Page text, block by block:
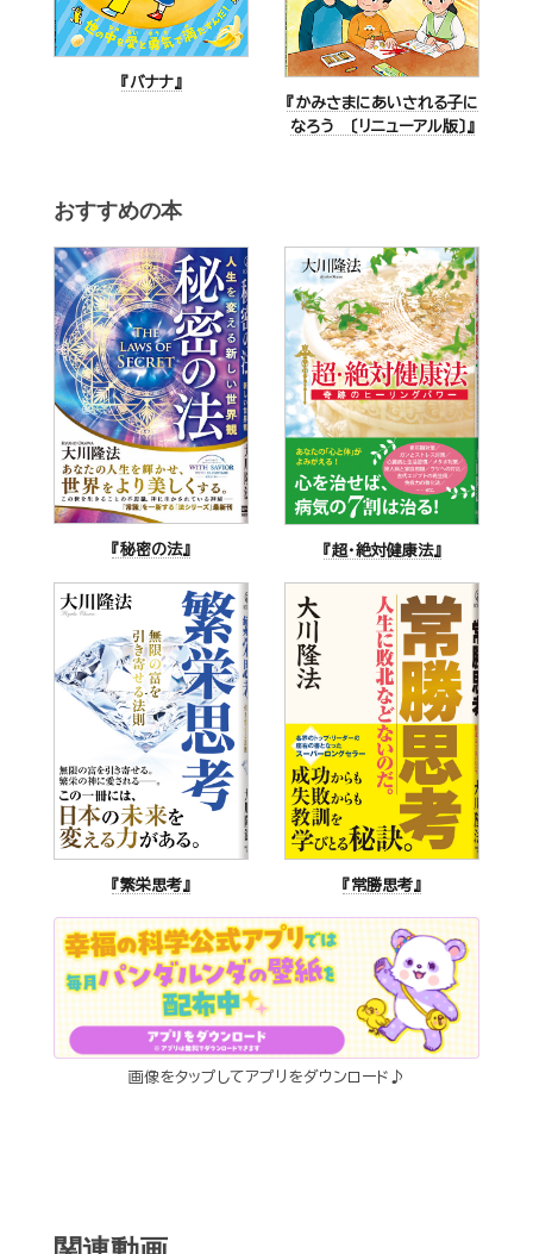
『バナナ』
『かみさまにあいされる子に
なろう 〔リニューアル版〕』
おすすめの本
『秘密の法』 『超・絶対健康法』
『繁栄思考』 『常勝思考』
画像をタップしてアプリをダウンロード♪